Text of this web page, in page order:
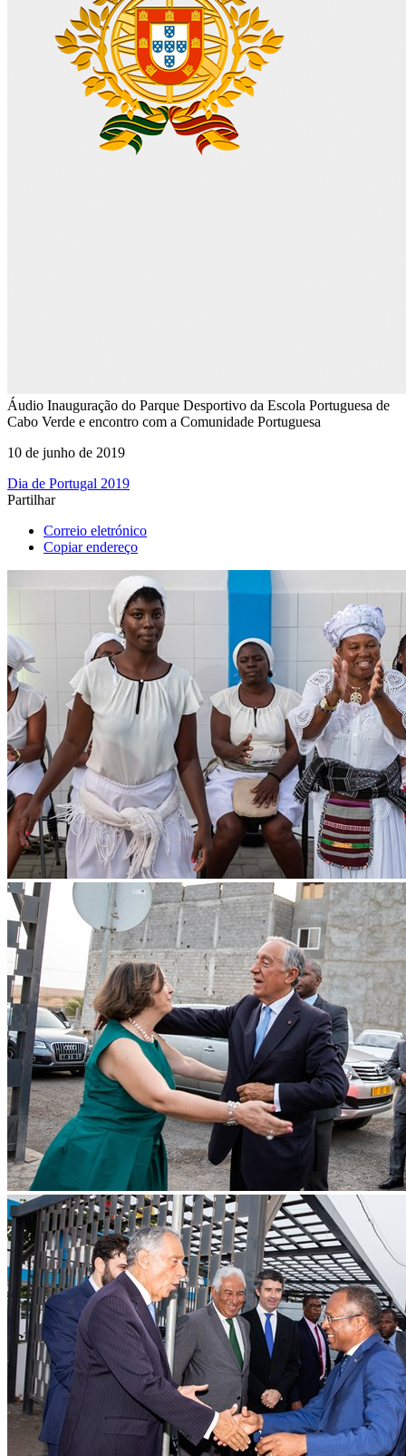
Áudio Inauguração do Parque Desportivo da Escola Portuguesa de
Cabo Verde e encontro com a Comunidade Portuguesa
10 de junho de 2019
Dia de Portugal 2019
Partilhar
Correio eletrónico
Copiar endereço